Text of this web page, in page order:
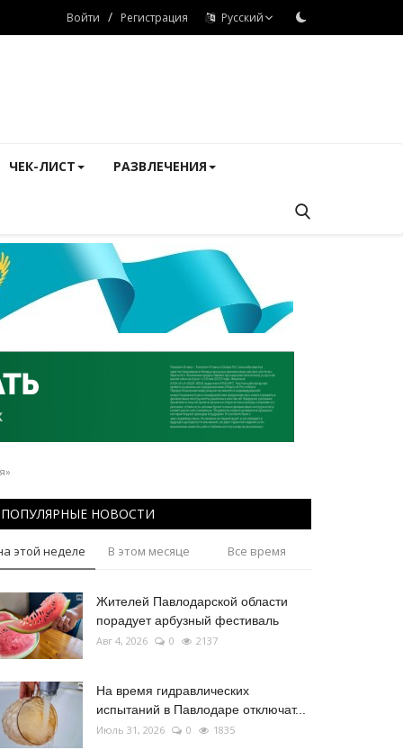
Войти / Регистрация Русский
ЧЕК-ЛИСТ РАЗВЛЕЧЕНИЯ
ПОПУЛЯРНЫЕ НОВОСТИ
этой неделе В этом месяце Все время
Жителей Павлодарской области
порадует арбузный фестиваль
Авг 4, 2026 0 2137
На время гидравлических
испытаний в Павлодаре отключат...
Июль 31, 2026 0 1835